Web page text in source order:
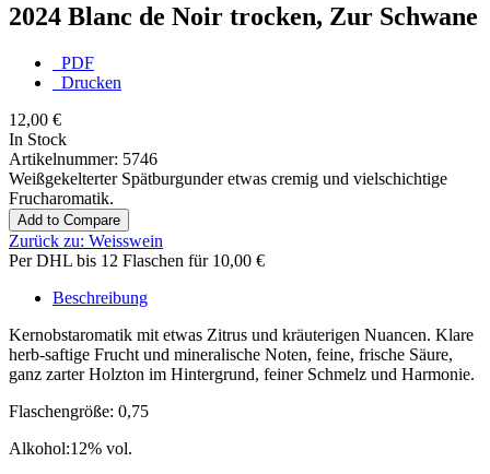
2024 Blanc de Noir trocken, Zur Schwane
PDF
Drucken
12,00 €
In Stock
Artikelnummer: 5746
Weißgekelterter Spätburgunder etwas cremig und vielschichtige
Frucharomatik.
Add to Compare
Zurück zu: Weisswein
Per DHL bis 12 Flaschen für 10,00 €
Beschreibung
Kernobstaromatik mit etwas Zitrus und kräuterigen Nuancen. Klare
herb-saftige Frucht und mineralische Noten, feine, frische Säure,
ganz zarter Holzton im Hintergrund, feiner Schmelz und Harmonie.
Flaschengröße: 0,75
Alkohol:12% vol.